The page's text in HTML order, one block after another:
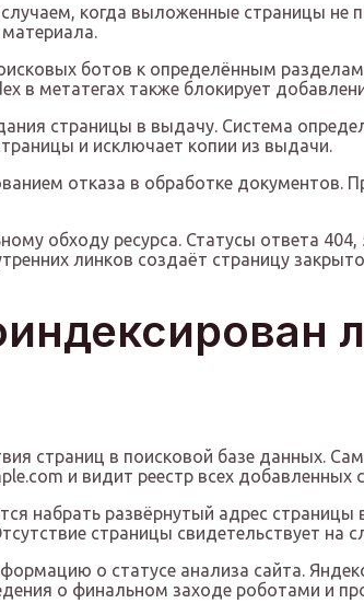
когда выложенные страницы не
ботов к определённым
в метатегах также блокирует
страницы в выдачу. Система
и исключает копии из выдачи.
отказа в обработке
обходу ресурса. Статусы ответа
линков создаёт страницу
страниц в поисковой базе данных.
и видит реестр всех добавленных
набрать развёрнутый адрес
страницы свидетельствует на
о статусе анализа сайта.
о финальном заходе роботами и